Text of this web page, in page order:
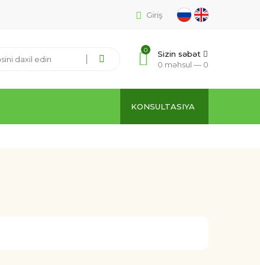
Giriş
0
Sizin səbət
0 məhsul — 0
KONSULTASIYA